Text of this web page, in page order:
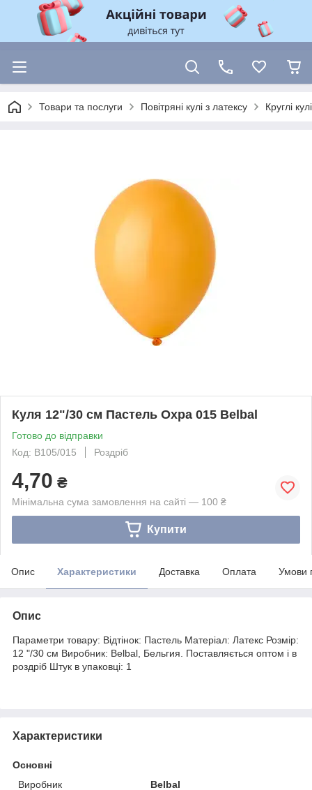
Товари та послуги Повітряні кулі з латексу Круглі
Куля 12"/30 см Пастель Охра 015 Belbal
Готово до відправки
Код: B105/015
Роздріб
4,70 ₴
Мінімальна сума замовлення на сайті — 100 ₴
Купити
Опис Характеристики Доставка Оплата Умови
Опис
Параметри товару: Відтінок: Пастель Матеріал: Латекс Розмір:
12 "/30 см Виробник: Belbal, Бельгия. Поставляється оптом і в
роздріб Штук в упаковці: 1
Характеристики
Основні
Виробник
Belbal